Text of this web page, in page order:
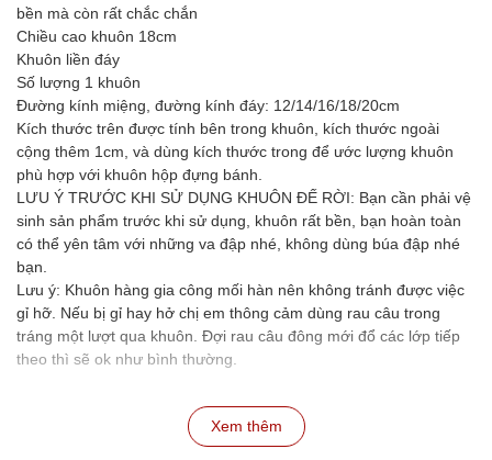
bền mà còn rất chắc chắn
Chiều cao khuôn 18cm
Khuôn liền đáy
Số lượng 1 khuôn
Đường kính miệng, đường kính đáy: 12/14/16/18/20cm
Kích thước trên được tính bên trong khuôn, kích thước ngoài
cộng thêm 1cm, và dùng kích thước trong để ước lượng khuôn
phù hợp với khuôn hộp đựng bánh.
LƯU Ý TRƯỚC KHI SỬ DỤNG KHUÔN ĐẾ RỜI: Bạn cần phải vệ
sinh sản phẩm trước khi sử dụng, khuôn rất bền, bạn hoàn toàn
có thể yên tâm với những va đập nhé, không dùng búa đập nhé
bạn.
Lưu ý: Khuôn hàng gia công mối hàn nên không tránh được việc
gỉ hỡ. Nếu bị gỉ hay hở chị em thông cảm dùng rau câu trong
tráng một lượt qua khuôn. Đợi rau câu đông mới đổ các lớp tiếp
theo thì sẽ ok như bình thường.
Xem thêm